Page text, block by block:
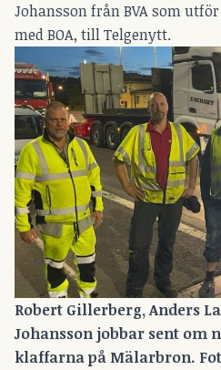
Johansson från BVA som
med BOA, till Telgenytt.
Robert Gillerberg, Anders
Johansson jobbar sent om
klaffarna på Mälarbron.